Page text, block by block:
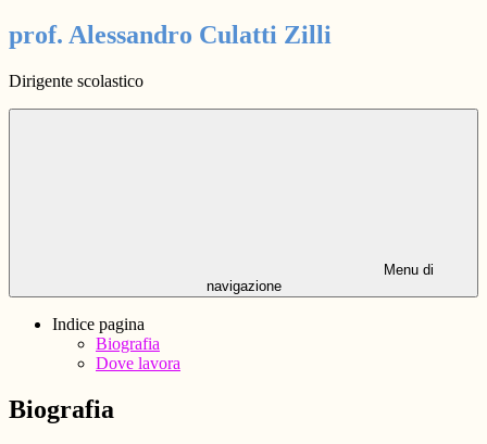
prof. Alessandro Culatti Zilli
Dirigente scolastico
Menu di
navigazione
Indice pagina
Biografia
Dove lavora
Biografia